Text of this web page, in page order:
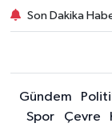
Son Dakika
Gündem
Spor
Çevre